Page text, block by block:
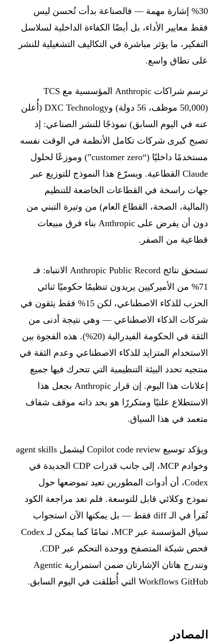
30% إشارة مهمة — فالصناعة بدأت تُحسن ليس
فقط معايير الأداء، بل أيضًا الكفاءة الداخلية لسلاسل
التفكير، ما يؤثر مباشرة في التكاليف التشغيلية للنشر
على نطاق واسع.
ترسم شراكات Anthropic المؤسسية مع TCS
(50,000 موظف، 56 دولة) وDXC Technology (أُعلن
عنه في اليوم السابق) نموذجًا للنشر الصناعي: إذ
تصبح كبرى شركات تكامل الأنظمة في الوقت نفسه
مستخدمًا داخليًا (“customer zero”) وموزعًا لحلول
Claude القطاعية. ويسرّع هذا النموذج للتوزيع عبر
جهات راسخة في القطاعات الخاضعة للتنظيم
(المالية، الصحة، القطاع العام) من وتيرة التبني من
دون أن يفرض على Anthropic بناء فرق مبيعات
قطاعية من الصفر.
تستحق نتائج Anthropic Public Record الانتباه: فـ
71% من الأميركيين يريدون تنظيمًا حكوميًا ثنائي
الحزب للذكاء الاصطناعي، لكن 15% فقط يثقون في
شركات الذكاء الاصطناعي — وهي نتيجة أدنى من
الثقة في الحكومة الفيدرالية (20%). هذه الفجوة بين
الاستخدام المتزايد للذكاء الاصطناعي وعدم الثقة في
منتجيه تحدد البيئة التنظيمية التي تتحرك فيها جميع
إعلانات هذا اليوم. إن قرار Anthropic بجعل هذا
الاستطلاع علنيًا ومتكررًا هو بحد ذاته موقف شفاف
متعمد في هذا السياق.
ويؤكد توسيع Copilot code review ليشمل agent skills
وخوادم MCP، إلى جانب قدرات CDP الجديدة في
Codex، أن أدوات المطورين تعيد تموضعها حول
نموذج وكلائي قابل للتوسعة. فلم تعد مراجعة الكود
تُقرأ في الـ diff فقط — بل يمكنها الآن استجواب
سياق المؤسسة عبر MCP، تمامًا كما يمكن لـ Codex
فحص شبكة المتصفح ووحدة التحكم عبر CDP.
وتندرج هاتان الإشارتان ضمن استمرارية Agentic
Workflows GitHub التي أُطلقت في اليوم السابق.
المصادر